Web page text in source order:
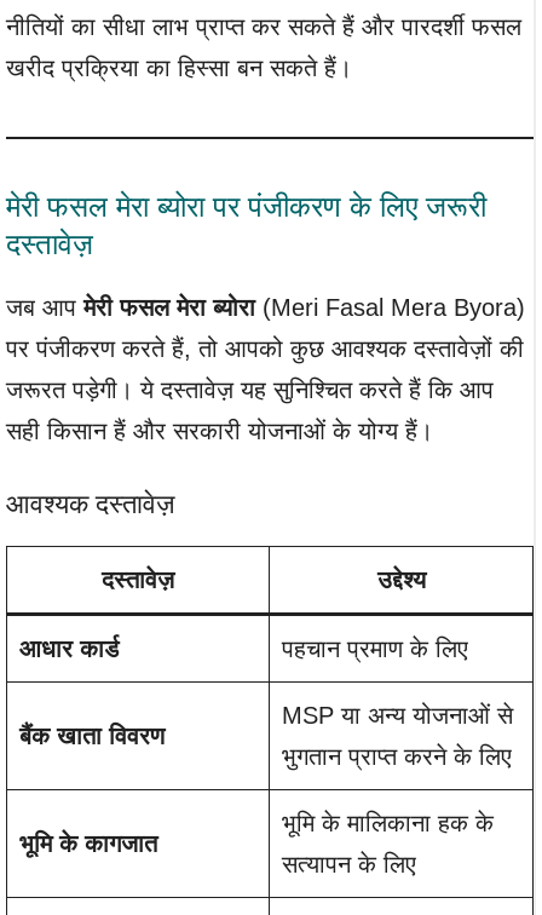
नीतियों का सीधा लाभ प्राप्त कर सकते हैं और पारदर्शी फसल
खरीद प्रक्रिया का हिस्सा बन सकते हैं।
मेरी फसल मेरा ब्योरा पर पंजीकरण के लिए जरूरी
दस्तावेज़
जब आपमेरी फसल मेरा ब्योरा(Meri Fasal Mera Byora)
पर पंजीकरण करते हैं, तो आपको कुछ आवश्यक दस्तावेज़ों की
जरूरत पड़ेगी। ये दस्तावेज़ यह सुनिश्चित करते हैं कि आप
सही किसान हैं और सरकारी योजनाओं के योग्य हैं।
आवश्यक दस्तावेज़
दस्तावेज़ उद्देश्य
आधार कार्ड पहचान प्रमाण के लिए
बैंक खाता विवरण
MSP या अन्य योजनाओं से
भुगतान प्राप्त करने के लिए
भूमि के कागजात
भूमि के मालिकाना हक के
सत्यापन के लिए